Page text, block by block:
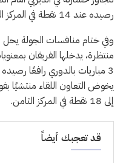
رصيده عند 14 نقطة في المركز العاشر.
وفي ختام منافسات الجولة يحل
منتظرة، يدخلها الفريقان
يخوض التعاون اللقاء منتشيًا
إلى 18 نقطة في المركز الثامن.
قد تعجبك أيضاً